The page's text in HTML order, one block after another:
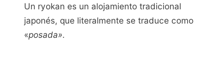
Un ryokan es un alojamiento tradicional
japonés, que literalmente se traduce como
«posada».